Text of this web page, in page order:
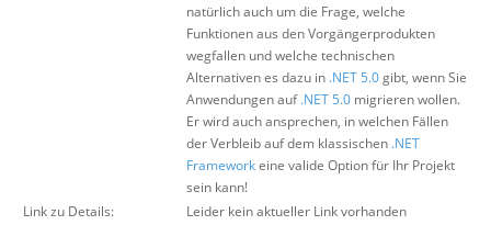
natürlich auch um die Frage, welche
Funktionen aus den Vorgängerprodukten
wegfallen und welche technischen
Alternativen es dazu in .NET 5.0gibt, wenn Sie
Anwendungen auf.NET 5.0 migrieren wollen.
Er wird auch ansprechen, in welchen Fällen
der Verbleib auf dem klassischen .NET
Frameworkeine valide Option für Ihr Projekt
sein kann!
Link zu Details:
Leider kein aktueller Link vorhanden